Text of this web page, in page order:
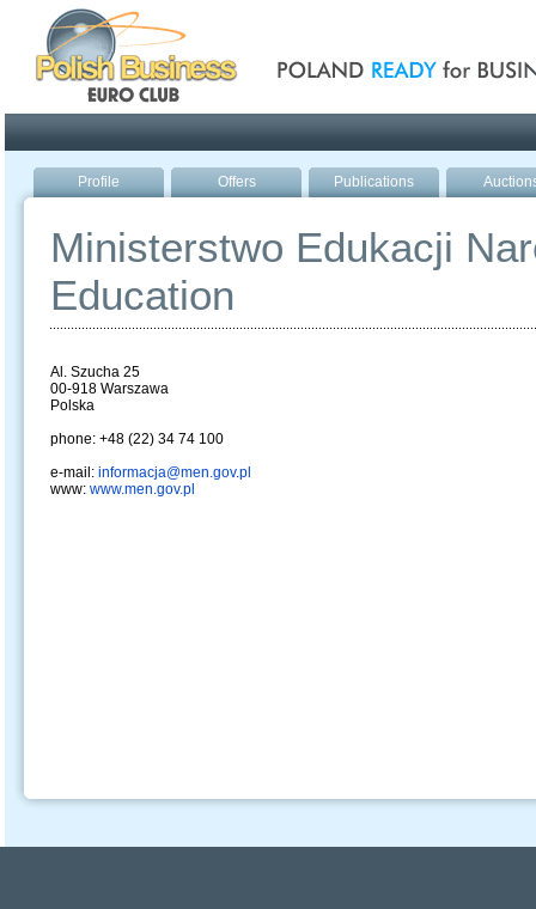
Profile Offers Publications
Ministerstwo Edukacji
Education
Al. Szucha 25
00-918 Warszawa
Polska
phone: +48 (22) 34 74 100
e-mail: informacja@men.gov.pl
www: www.men.gov.pl